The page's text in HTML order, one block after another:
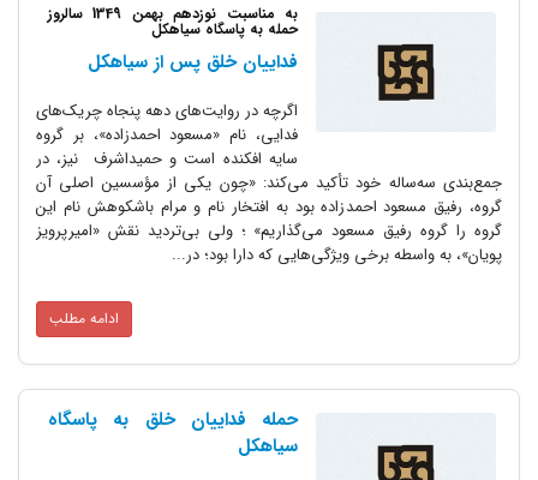
به مناسبت نوزدهم بهمن 1349 سالروز
حمله به پاسگاه سیاهکل
فداییان خلق پس از سیاهکل
اگرچه در روایت‌های دهه پنجاه چریک‌های
فدایی، نام «مسعود احمد‌زاده»، بر گروه
سایه افکنده است و حمیداشرف نیز، در
جمع‌بندی سه‌ساله خود تأکید می‌کند: «چون یکی از مؤسسین اصلی آن
گروه، رفیق مسعود احمد‌زاده بود به افتخار نام و مرام باشکوهش نام این
گروه را گروه رفیق مسعود می‌گذاریم» ؛ ولی بی‌تردید نقش «امیرپرویز
پویان»، به واسطه برخی ویژگی‌هایی که دارا بود؛ در...
ادامه مطلب
حمله فداییان خلق به پاسگاه
سیاهکل